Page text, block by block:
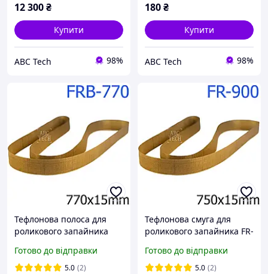
12 300₴
Купити
ABC Tech 98%
180₴
Купити
ABC Tech 98%
Тефлонова полоса для
роликового запайника
стрічка конвеєрного
запайника 770*15 мм
Готово до відправки
5.0 (2)
Тефлонова смуга для
роликового запайника FR-
конвеєрного запайника
750*15 мм
Готово до відправки
5.0 (2)